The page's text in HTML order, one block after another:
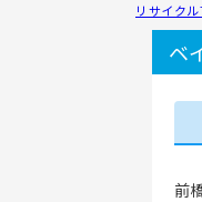
リサイク
ベ
前